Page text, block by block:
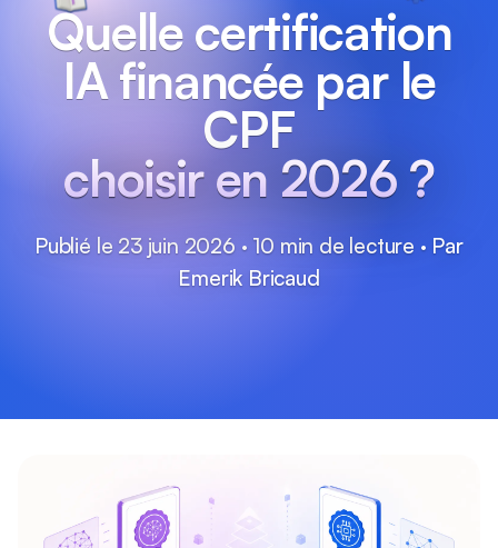
Quelle certification
IA financée par le
CPF
choisir en 2026 ?
Publié le 23 juin 2026 · 10 min de lecture · Par
Emerik Bricaud